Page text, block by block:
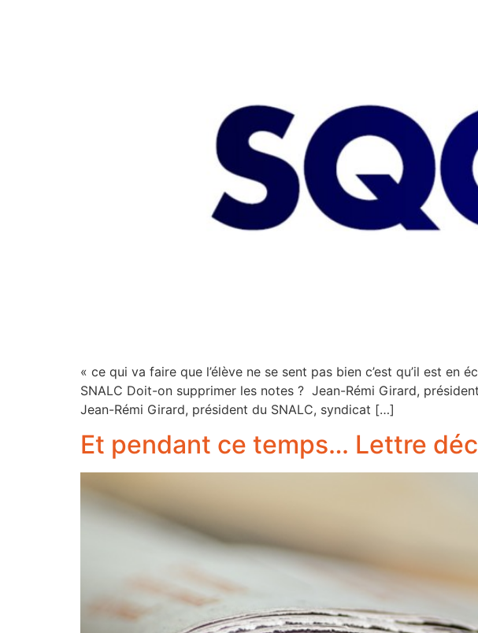
« ce qui va faire que l’élève ne se sent pas bien c’est qu’il est en
SNALC Doit-on supprimer les notes ? Jean-Rémi Girard,
Jean-Rémi Girard, président du SNALC, syndicat […]
Et pendant ce temps… Lettre